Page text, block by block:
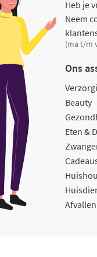
Heb je
Neem
(ma t/m
Ons
Beauty
Eten &